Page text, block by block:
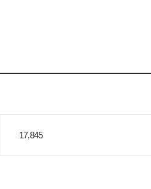
17,845